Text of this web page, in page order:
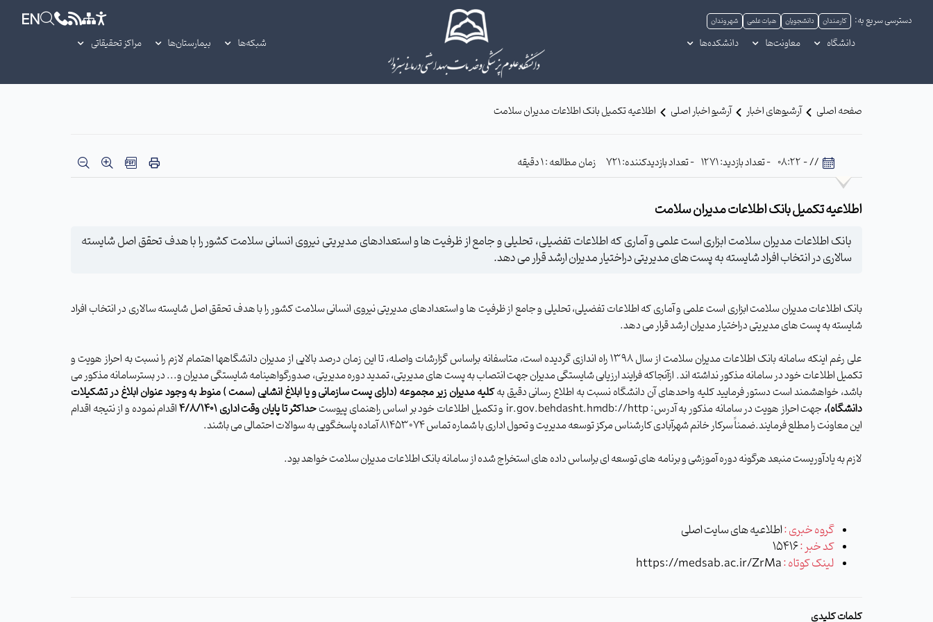
دسترسی سریع به: کارمندان دانشجویان هیات علمی شهروندان EN
دانشگاه معاونت‌ها دانشکده‌ها شبکه‌ها بیمارستان‌ها مراکز تحقیقاتی
صفحه اصلی آرشیوهای اخبار آرشیو اخبار اصلی اطلاعیه تکمیل بانک اطلاعات مدیران سلامت
// - 08:22 - تعداد بازدید: 1271 - تعداد بازدیدکننده: 721 زمان مطالعه : 1 دقیقه
اطلاعیه تکمیل بانک اطلاعات مدیران سلامت
بانک اطلاعات مدیران سلامت ابزاری است علمی و آماری که اطلاعات تفضیلی، تحلیلی و جامع از ظرفیت ها و استعدادهای مدیریتی نیروی انسانی سلامت کشور را با هدف تحقق اصل شایسته
سالاری در انتخاب افراد شایسته به پست های مدیریتی دراختیار مدیران ارشد قرار می دهد.
بانک اطلاعات مدیران سلامت ابزاری است علمی و آماری که اطلاعات تفضیلی، تحلیلی و جامع از ظرفیت ها و استعدادهای مدیریتی نیروی انسانی سلامت کشور را با هدف تحقق اصل شایسته سالاری در انتخاب افراد
شایسته به پست های مدیریتی دراختیار مدیران ارشد قرار می دهد.
علی رغم اینکه سامانه بانک اطلاعات مدیران سلامت از سال۱۳۹۸راه اندازی گردیده است، متاسفانه براساس گزارشات واصله، تا این زمان درصد بالایی از مدیران دانشگاهها اهتمام لازم را نسبت به احراز هویت و
تکمیل اطلاعات خود در سامانه مذکور نداشته اند. ازآنجاکه فرایند ارزیابی شایستگی مدیران جهت انتصاب به پست های مدیریتی، تمدید دوره مدیریتی، صدورگواهینامه شایستگی مدیران و... در بسترسامانه مذکور می
باشد، خواهشمند است دستور فرمایید کلیه واحدهای آن دانشگاه نسبت به اطلاع رسانی دقیق بهکلیه مدیران زیر مجموعه (دارای پستسازمانی و یا ابلاغ انشایی (سمت ) منوط به وجود عنوان ابلاغ در تشکیلات
دانشگاه)، جهت احراز هویت در سامانه مذکور به آدرس: ir.gov.behdasht.hmdb://http و تکمیل اطلاعات خود بر اساس راهنمای پیوستحداکثر تا پایان وقت اداری۴/۸/۱۴۰۱اقدام نموده و از نتیجه اقدام
این معاونت را مطلع فرمایند.ضمناً سرکار خانم شهرآبادی کارشناس مرکز توسعه مدیریت و تحول اداری با شماره تماس۸۱۴۵۳۰۷۴آماده پاسخگویی به سوالات احتمالی می باشند.
لازم به یادآوریست منبعد هرگونه دوره آموزشی و برنامه های توسعه ای براساس داده های استخراج شده از سامانه بانک اطلاعات مدیران سلامت خواهد بود.
گروه خبری :اطلاعیه های سایت اصلی
کد خبر :15416
لینک کوتاه : https://medsab.ac.ir/ZrMa
کلمات کلیدی